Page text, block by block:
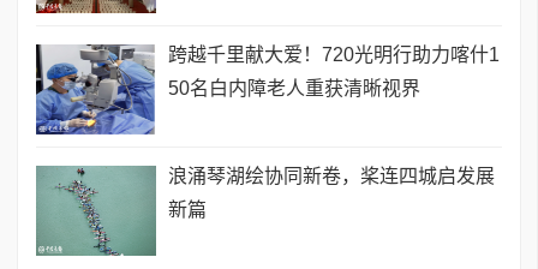
跨越千里献大爱！720光明行助力喀什1
50名白内障老人重获清晰视界
浪涌琴湖绘协同新卷，桨连四城启发展
新篇